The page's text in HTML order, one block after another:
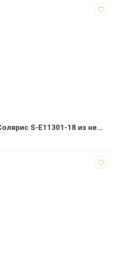
Щетка для унитаза Солярис S-E11301-18 из нержавеющей стали, цилиндрическая, закрытая